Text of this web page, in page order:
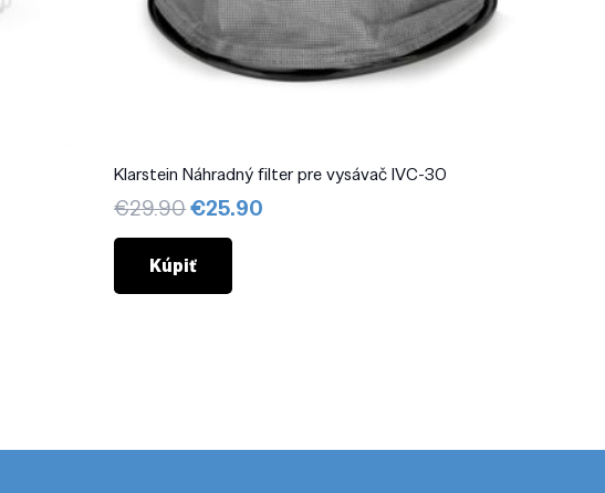
Klarstein Náhradný filter pre vysávač IVC-30
€29.90Pôvodná
cena
bola:
€29.90.
€25.90
Kúpiť